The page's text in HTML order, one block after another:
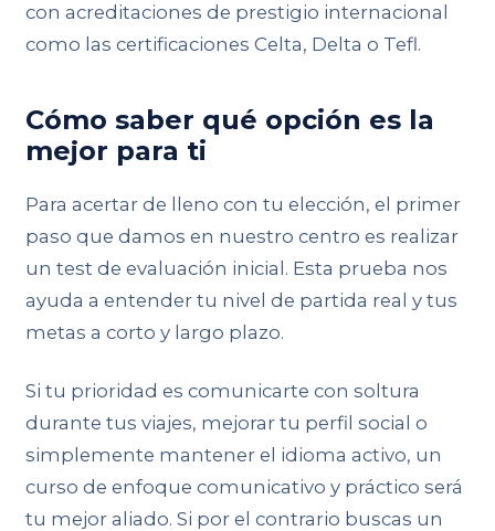
con acreditaciones de prestigio internacional
como las certificaciones Celta, Delta o Tefl.
Cómo saber qué opción es la
mejor para ti
Para acertar de lleno con tu elección, el primer
paso que damos en nuestro centro es realizar
un test de evaluación inicial. Esta prueba nos
ayuda a entender tu nivel de partida real y tus
metas a corto y largo plazo.
Si tu prioridad es comunicarte con soltura
durante tus viajes, mejorar tu perfil social o
simplemente mantener el idioma activo, un
curso de enfoque comunicativo y práctico será
tu mejor aliado. Si por el contrario buscas un